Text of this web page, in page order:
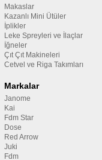
Makaslar
Kazanlı Mini Ütüler
İplikler
Leke Spreyleri ve İlaçlar
İğneler
Çıt Çıt Makineleri
Cetvel ve Riga Takımları
Markalar
Janome
Kai
Fdm Star
Dose
Red Arrow
Juki
Fdm